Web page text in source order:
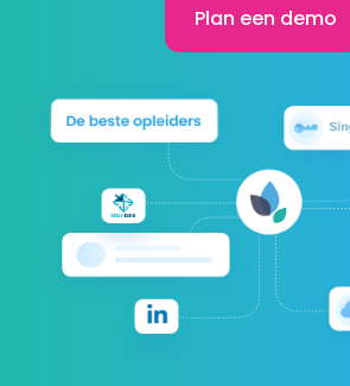
Plan een demo